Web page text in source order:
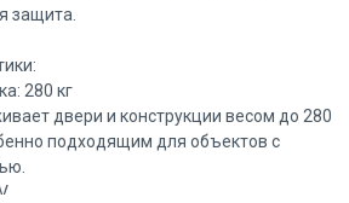
защита.
280 кг
двери и конструкции весом до 280
подходящим для объектов с